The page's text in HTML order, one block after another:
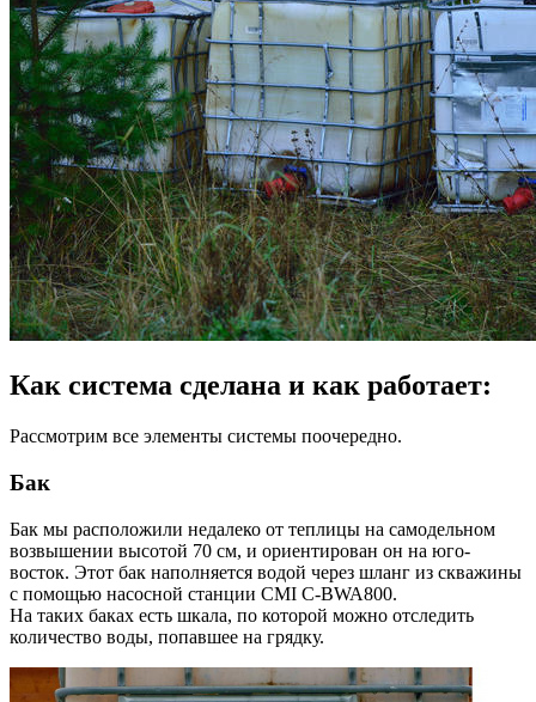
Как система сделана и как работает:
Рассмотрим все элементы системы поочередно.
Бак
Бак мы расположили недалеко от теплицы на самодельном
возвышении высотой 70 см, и ориентирован он на юго-
восток. Этот бак наполняется водой через шланг из скважины
с помощью насосной станции CMI C-BWA800.
На таких баках есть шкала, по которой можно отследить
количество воды, попавшее на грядку.